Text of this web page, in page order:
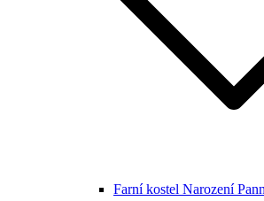
Farní kostel Narození